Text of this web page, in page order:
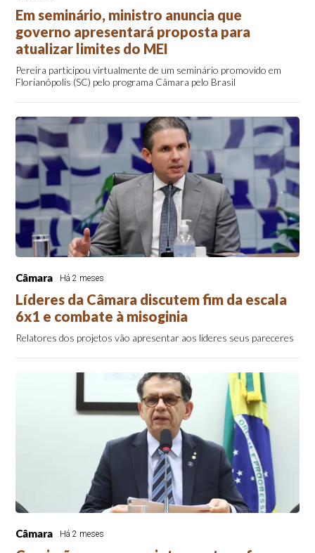
Em seminário, ministro anuncia que
governo apresentará proposta para
atualizar limites do MEI
Pereira participou virtualmente de um seminário promovido em
Florianópolis (SC) pelo programa Câmara pelo Brasil
Câmara Há 2 meses
Líderes da Câmara discutem fim da escala
6x1 e combate à misoginia
Relatores dos projetos vão apresentar aos líderes seus pareceres
Câmara Há 2 meses